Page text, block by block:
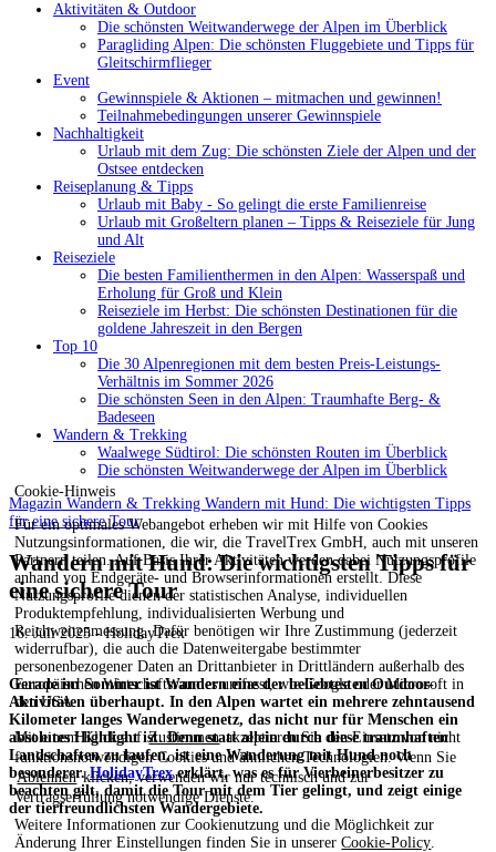
Cookie-Hinweis
Für ein optimales Webangebot erheben wir mit Hilfe von Cookies
Nutzungsinformationen, die wir, die TravelTrex GmbH, auch mit unseren
Partnern teilen. Auf Basis Ihrer Aktivitäten werden dabei Nutzungsprofile
anhand von Endgeräte- und Browserinformationen erstellt. Diese
Nutzungsprofile dienen der statistischen Analyse, individuellen
Produktempfehlung, individualisierten Werbung und
Reichweitenmessung. Dafür benötigen wir Ihre Zustimmung (jederzeit
widerrufbar), die auch die Datenweitergabe bestimmter
personenbezogener Daten an Drittanbieter in Drittländern außerhalb des
Europäischen Wirtschaftsraumes umfasst, wie Google oder Microsoft in
den USA.
Mit einem Klick aufZustimmenakzeptieren Sie den Einsatz von nicht
funktionsnotwendigen Cookies und ähnlichen Technologien. Wenn Sie
Ablehnenklicken, verwenden wir nur technisch und zur
Vertragserfüllung notwendige Dienste.
Weitere Informationen zur Cookienutzung und die Möglichkeit zur
Änderung Ihrer Einstellungen finden Sie in unsererCookie-Policy
Aktivitäten & Outdoor
Die schönsten Weitwanderwege der Alpen im Überblick
Paragliding Alpen: Die schönsten Fluggebiete und Tipps für
Gleitschirmflieger
Event
Gewinnspiele & Aktionen – mitmachen und gewinnen!
Teilnahmebedingungen unserer Gewinnspiele
Nachhaltigkeit
Urlaub mit dem Zug: Die schönsten Ziele der Alpen und der
Ostsee entdecken
Reiseplanung & Tipps
Urlaub mit Baby - So gelingt die erste Familienreise
Urlaub mit Großeltern planen – Tipps & Reiseziele für Jung
und Alt
Reiseziele
Die besten Familienthermen in den Alpen: Wasserspaß und
Erholung für Groß und Klein
Reiseziele im Herbst: Die schönsten Destinationen für die
goldene Jahreszeit in den Bergen
Top 10
Die 30 Alpenregionen mit dem besten Preis-Leistungs-
Verhältnis im Sommer 2026
Die schönsten Seen in den Alpen: Traumhafte Berg- &
Badeseen
Wandern & Trekking
Waalwege Südtirol: Die schönsten Routen im Überblick
Die schönsten Weitwanderwege der Alpen im Überblick
Magazin Wandern & Trekking Wandern mit Hund: Die wichtigsten Tipps
für eine sichere Tour
Wandern mit Hund: Die wichtigsten Tipps für
eine sichere Tour
16. Juli 2025 - HolidayTrex
Gerade im Sommer ist Wandern eine der beliebtesten Outdoor-
Aktivitäten überhaupt. In den Alpen wartet ein mehrere zehntausend
Kilometer langes Wanderwegenetz, das nicht nur für Menschen ein
absolutes Highlight ist. Denn statt allein durch diese traumhaften
Landschaften zu laufen, ist eine Wanderung mit Hund noch
besonderer.HolidayTrexerklärt, was es für Vierbeinerbesitzer zu
beachten gilt, damit die Tour mit dem Tier gelingt, und zeigt einige
der tierfreundlichsten Wandergebiete.